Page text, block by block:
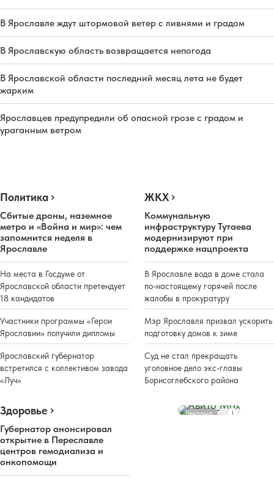
В Ярославле ждут штормовой ветер с ливнями и градом
В Ярославскую область возвращается непогода
В Ярославской области последний месяц лета не будет
жарким
Ярославцев предупредили об опасной грозе с градом и
ураганным ветром
Политика
Сбитые дроны, наземное
метро и «Война и мир»: чем
запомнится неделя в
Ярославле
На места в Госдуме от
Ярославской области претендует
18 кандидатов
Участники программы «Герои
Ярославии» получили дипломы
Ярославский губернатор
встретился с коллективом завода
«Луч»
ЖКХ
Коммунальную
инфраструктуру Тутаева
модернизируют при
поддержке нацпроекта
В Ярославле вода в доме стала
по-настоящему горячей после
жалобы в прокуратуру
Мэр Ярославля призвал ускорить
подготовку домов к зиме
Суд не стал прекращать
уголовное дело экс-главы
Борисоглебского района
Здоровье
Губернатор анонсировал
открытие в Переславле
центров гемодиализа и
онкопомощи
Реклама